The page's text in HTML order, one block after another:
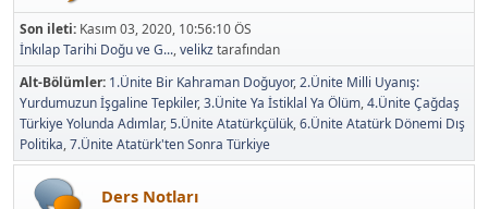
Son ileti: Kasım 03, 2020, 10:56:10 ÖS
İnkılap Tarihi Doğu ve G...,velikztarafından
Alt-Bölümler 1.Ünite Bir Kahraman Doğuyor 2.Ünite Milli Uyanış:
Yurdumuzun İşgaline Tepkiler 3.Ünite Ya İstiklal Ya Ölüm 4.Ünite Çağdaş
Türkiye Yolunda Adımlar 5.Ünite Atatürkçülük 6.Ünite Atatürk Dönemi Dış
Politika 7.Ünite Atatürk'ten Sonra Türkiye
Ders Notları